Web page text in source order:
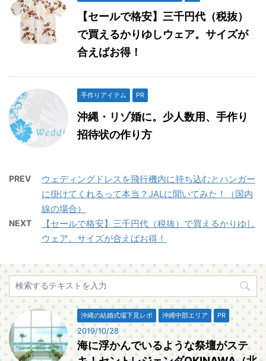
【セールで格安】三千円代（税抜）
で買えるかりゆしウェア。サイズが
合えばお得！
手作りアイテム PR
沖縄・リゾ婚に。少人数用、手作り
招待状の作り方
PREV
ウェディングドレスを飛行機内に持ち込むとハンガー
に掛けてくれるって本当？JALに聞いてみた！（国内
線の場合）
NEXT
【セールで格安】三千円代（税抜）で買えるかりゆし
ウェア。サイズが合えばお得！
沖縄の結婚式場下見レポ 沖縄中部エリア PR
2019/10/28
海に浮かんでいるような祭壇がステ